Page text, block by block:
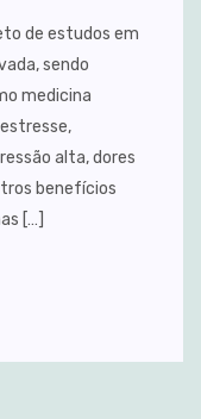
de estudos em
sendo
medicina
alta, dores
benefícios
[…]